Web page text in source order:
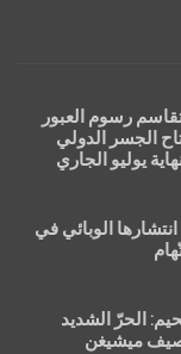
رسوم العبور
الجسر الدولي
يوليو الجاري
الوبائي في
الحرّ الشديد
صيف ميشيغن